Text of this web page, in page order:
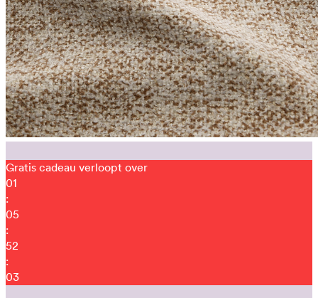
Gratis cadeau verloopt over
01
:
05
:
51
:
53